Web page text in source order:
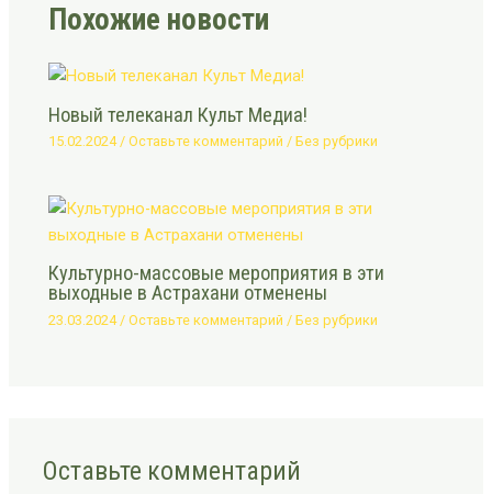
Похожие новости
Новый телеканал Культ Медиа!
15.02.2024 /Оставьте комментарий /Без рубрики
Культурно-массовые мероприятия в эти
выходные в Астрахани отменены
23.03.2024 /Оставьте комментарий /Без рубрики
Оставьте комментарий